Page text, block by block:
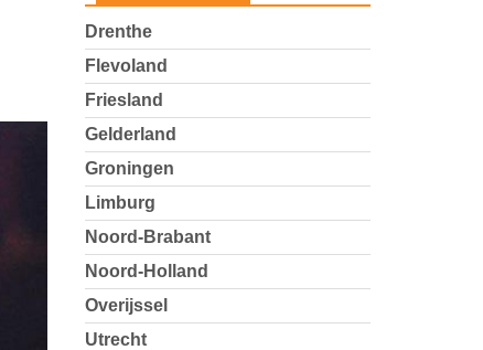
Drenthe
Flevoland
Friesland
Gelderland
Groningen
Limburg
Noord-Brabant
Noord-Holland
Overijssel
Utrecht